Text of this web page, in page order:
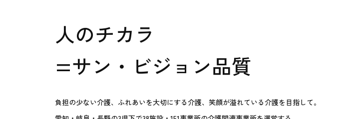
人のチカラ
=サン・ビジョン品質
負担の少ない介護、ふれあいを大切にする介護、笑顔が溢れている介護を目指して。